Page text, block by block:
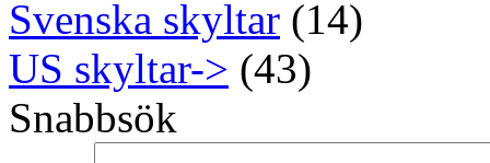
Svenska skyltar (14)
US skyltar-> (43)
Snabbsök